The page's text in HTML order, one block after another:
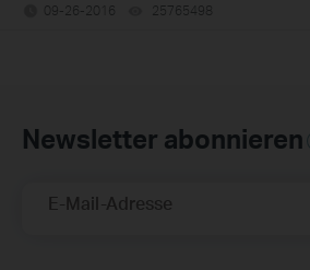
09-26-2016 25765498
Newsletter abonnieren
E-Mail-Adresse